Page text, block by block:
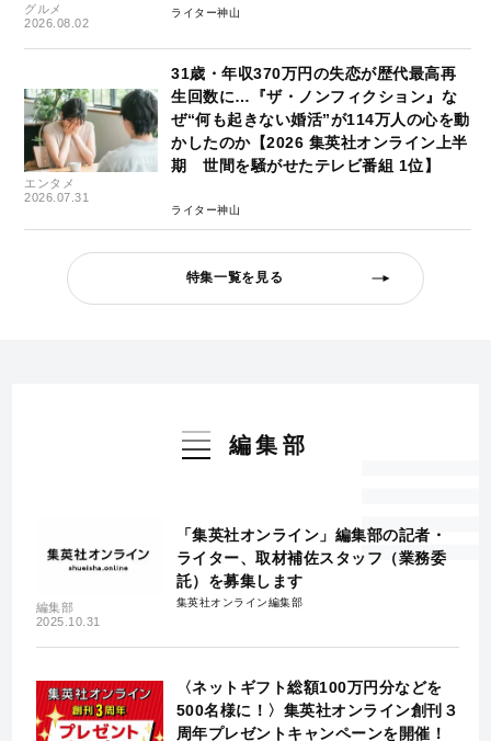
グルメ
2026.08.02
ライター神山
エンタメ
2026.07.31
31歳・年収370万円の失恋が歴代最高再
生回数に…『ザ・ノンフィクション』な
ぜ“何も起きない婚活”が114万人の心を動
かしたのか【2026 集英社オンライン上半
期 世間を騒がせたテレビ番組 1位】
ライター神山
特集一覧を見る
編集部
編集部
2025.10.31
「集英社オンライン」編集部の記者・
ライター、取材補佐スタッフ（業務委
託）を募集します
集英社オンライン編集部
〈ネットギフト総額100万円分などを
500名様に！〉集英社オンライン創刊３
周年プレゼントキャンペーンを開催！